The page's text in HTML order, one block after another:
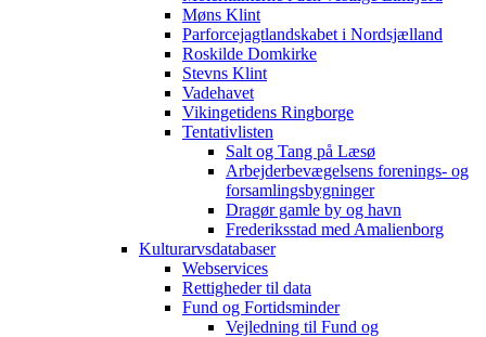
Møns Klint
Parforcejagtlandskabet i Nordsjælland
Roskilde Domkirke
Stevns Klint
Vadehavet
Vikingetidens Ringborge
Tentativlisten
Salt og Tang på Læsø
Arbejderbevægelsens forenings- og
forsamlingsbygninger
Dragør gamle by og havn
Frederiksstad med Amalienborg
Kulturarvsdatabaser
Webservices
Rettigheder til data
Fund og Fortidsminder
Vejledning til Fund og